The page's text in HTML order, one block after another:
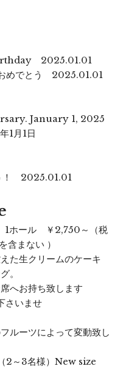
2025.01.01
めでとう 2025.01.01
January 1, 2025
1月1日
！ 2025.01.01
1ホール ￥2,750～（税
まない ）
た生クリームのケーキ
。
へお持ち致します
さいませ
ルーツによって変動致し
2～3名様）New size